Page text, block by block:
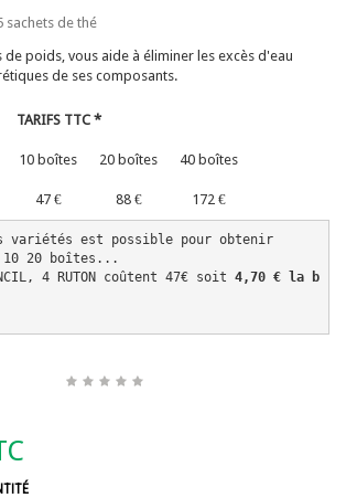
sachets de thé
de poids, vous aide à éliminer les excès d'eau
de ses composants.
TARIFS TTC *
10 boîtes 20 boîtes 40 boîtes
47 € 88 € 172 €
variétés est possible pour obtenir
20 boîtes...
4 RUTON coûtent 47€ soit 4,70 € la b